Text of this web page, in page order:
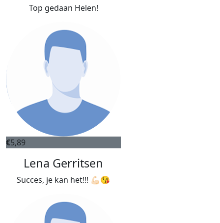
Top gedaan Helen!
€5,89
Lena Gerritsen
Succes, je kan het!!! 💪🏻😘